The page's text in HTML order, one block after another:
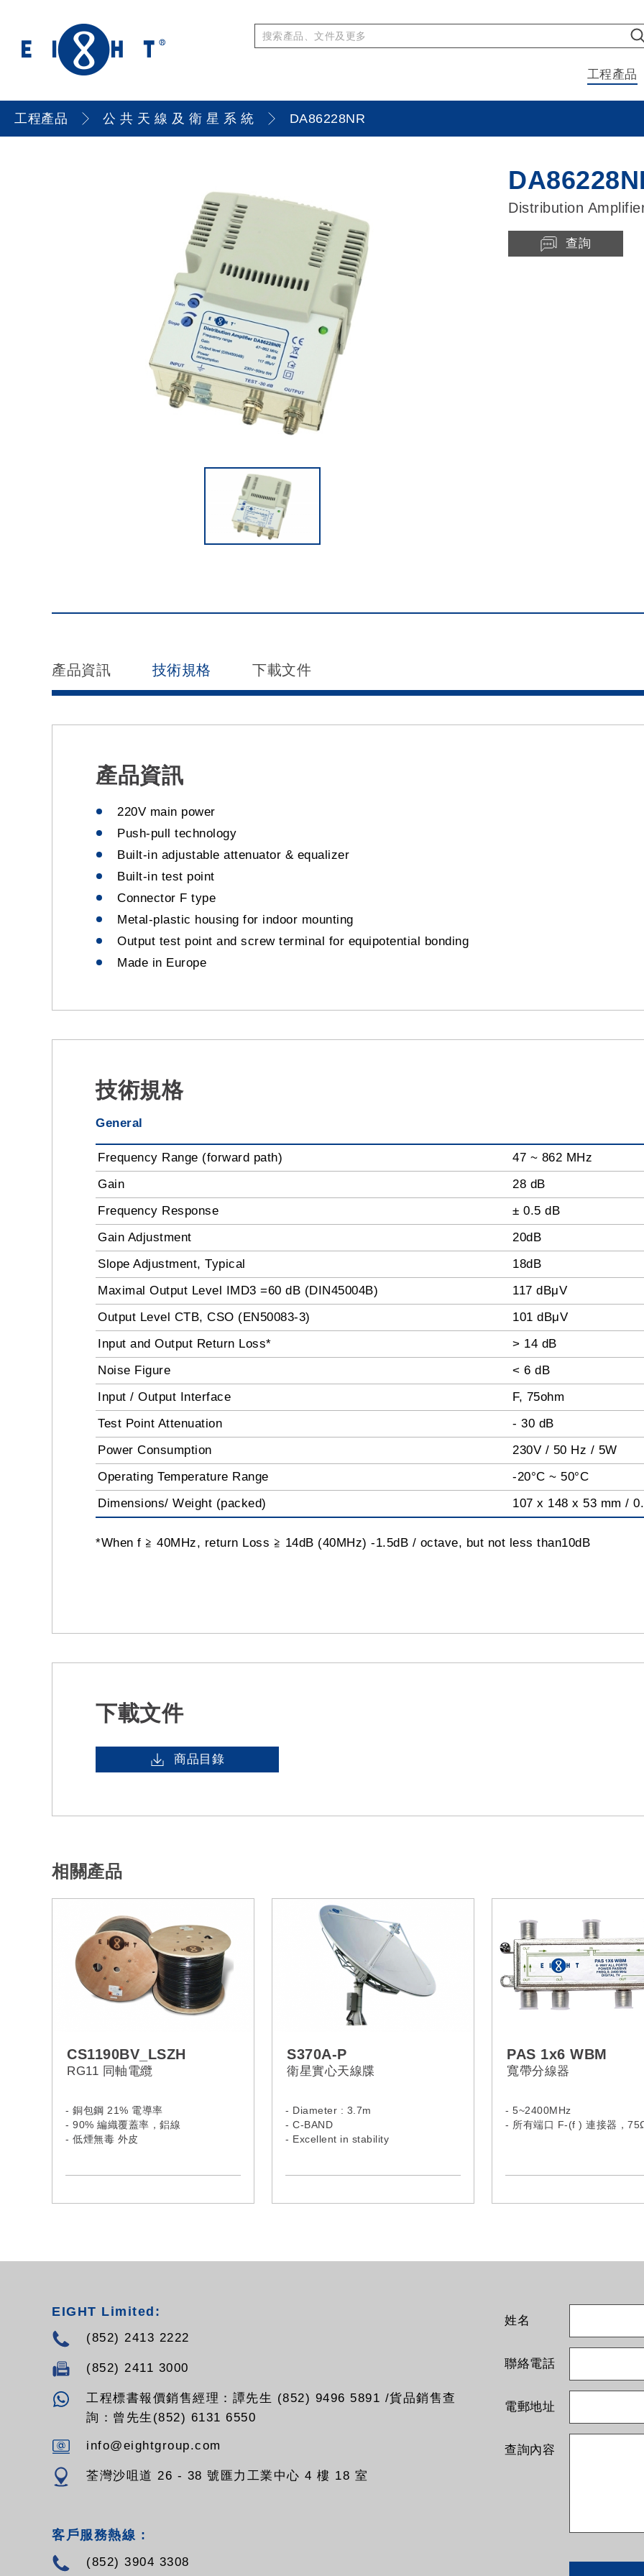
工程產品
工程產品 公 共 天 線 及 衛 星 系 統 DA86228NR
Distribution
查詢
產品資訊 技術規格 下載文件
產品資訊
220V main power
Push-pull technology
Built-in adjustable attenuator & equalizer
Built-in test point
Connector F type
Metal-plastic housing for indoor mounting
Output test point and screw terminal for equipotential bonding
Made in Europe
技術規格
General
Frequency Range (forward path)
47 ~ 862 MHz
Gain
28 dB
Frequency Response
± 0.5 dB
Gain Adjustment
20dB
Slope Adjustment, Typical
18dB
Maximal Output Level IMD3 =60 dB (DIN45004B)
117 dBμV
Output Level CTB, CSO (EN50083-3)
101 dBμV
Input and Output Return Loss*
> 14 dB
Noise Figure
< 6 dB
Input / Output Interface
F, 75ohm
Test Point Attenuation
- 30 dB
Power Consumption
230V / 50 Hz / 5W
Operating Temperature Range
-20°C ~ 50°C
Dimensions/ Weight (packed)
107 x 148 x 53 mm /
*When f ≧ 40MHz, return Loss ≧ 14dB (40MHz) -1.5dB / octave, but not less than10dB
下載文件
商品目錄
相關產品
CS1190BV_LSZH
RG11 同軸電纜
- 銅包鋼 21% 電導率
- 90% 編織覆蓋率，鋁線
- 低煙無毒 外皮
S370A-P
衛星實心天線牒
- Diameter : 3.7m
- C-BAND
- Excellent in stability
PAS 1x6 WBM
寬帶分線器
- 5~2400MHz
- 所有端口 F-(f ) 連接器，
EIGHT Limited:
(852) 2413 2222
(852) 2411 3000
工程標書報價銷售經理：譚先生 (852) 9496 5891 /貨品銷售查
詢：曾先生(852) 6131 6550
info@eightgroup.com
荃灣沙咀道 26 - 38 號匯力工業中心 4 樓 18 室
客戶服務熱線 :
(852) 3904 3308
姓名
聯絡電話
電郵地址
查詢內容